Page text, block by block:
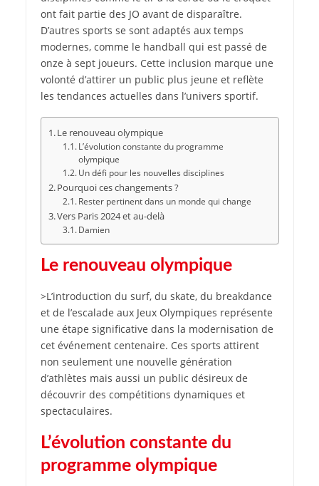
ont fait partie des JO avant de disparaître.
D’autres sports se sont adaptés aux temps
modernes, comme le handball qui est passé de
onze à sept joueurs. Cette inclusion marque une
volonté d’attirer un public plus jeune et reflète
les tendances actuelles dans l’univers sportif.
Le renouveau olympique
L’évolution constante du programme
olympique
Un défi pour les nouvelles disciplines
Pourquoi ces changements ?
Rester pertinent dans un monde qui change
Vers Paris 2024 et au-delà
Damien
Le renouveau olympique
>L’introduction du surf, du skate, du breakdance
et de l’escalade aux Jeux Olympiques représente
une étape significative dans la modernisation de
cet événement centenaire. Ces sports attirent
non seulement une nouvelle génération
d’athlètes mais aussi un public désireux de
découvrir des compétitions dynamiques et
spectaculaires.
L’évolution constante du
programme olympique